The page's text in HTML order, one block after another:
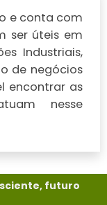
e conta com
ser úteis em
Industriais,
de negócios
encontrar as
nesse
futuro